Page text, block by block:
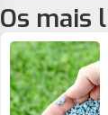
Os mais